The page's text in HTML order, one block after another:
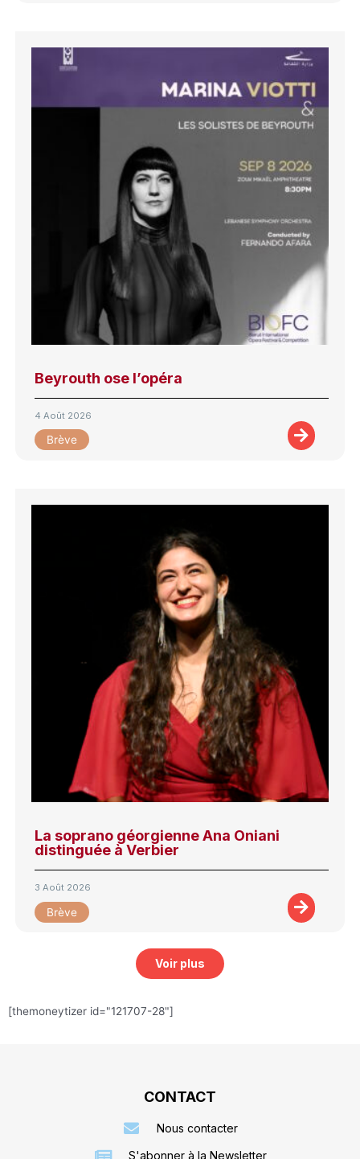
Beyrouth ose l’opéra
4 Août 2026
Brève
La soprano géorgienne Ana Oniani
distinguée à Verbier
3 Août 2026
Brève
Voir plus
[themoneytizer id="121707-28"]
CONTACT
Nous contacter
S'abonner à la Newsletter